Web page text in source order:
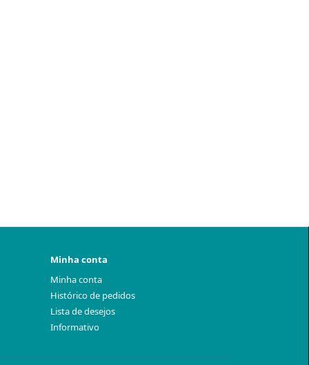
Minha conta
Minha conta
Histórico de pedidos
Lista de desejos
Informativo